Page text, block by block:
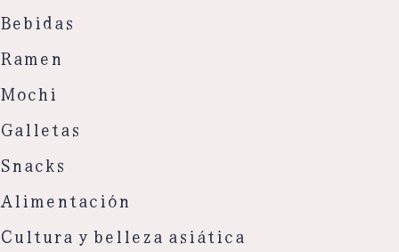
Bebidas
Ramen
Mochi
Galletas
Snacks
Alimentación
Cultura y belleza asiática